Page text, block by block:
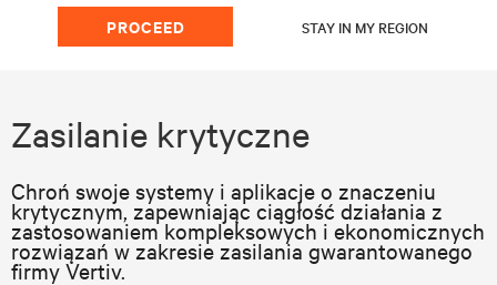
PROCEED STAY IN MY REGION
Zasilanie krytyczne
Chroń swoje systemy i aplikacje o znaczeniu
krytycznym, zapewniając ciągłość działania z
zastosowaniem kompleksowych i ekonomicznych
rozwiązań w zakresie zasilania gwarantowanego
firmy Vertiv.